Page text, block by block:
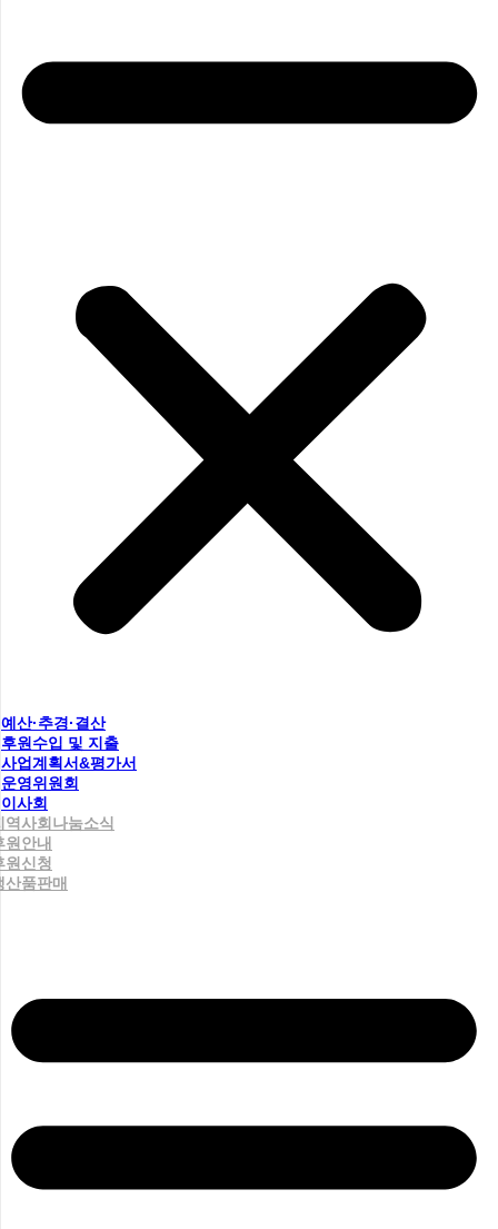
예산·추경·결산
후원수입 및 지출
사업계획서&평가서
운영위원회
이사회
역사회나눔소식
원안내
원신청
산품판매